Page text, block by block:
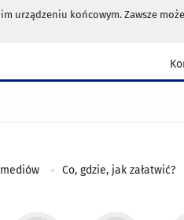
urządzeniu końcowym. Zawsze
Co, gdzie, jak załatwić?